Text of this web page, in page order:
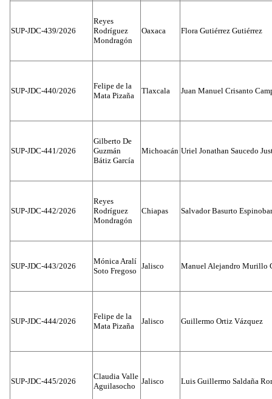
SUP-JDC-439/2026
Reyes
Rodríguez
Mondragón
Oaxaca Flora Gutiérrez Gutiérrez
SUP-JDC-440/2026
Felipe de la
Mata Pizaña
Tlaxcala Juan Manuel Crisanto
SUP-JDC-441/2026
Gilberto De
Guzmán
Bátiz García
Michoacán Uriel Jonathan Saucedo
SUP-JDC-442/2026
Reyes
Rodríguez
Mondragón
Chiapas Salvador Basurto
SUP-JDC-443/2026
Mónica Aralí
Soto Fregoso
Jalisco Manuel Alejandro Murillo
SUP-JDC-444/2026
Felipe de la
Mata Pizaña
Jalisco Guillermo Ortiz Vázquez
SUP-JDC-445/2026
Claudia Valle
Aguilasocho
Jalisco Luis Guillermo Saldaña